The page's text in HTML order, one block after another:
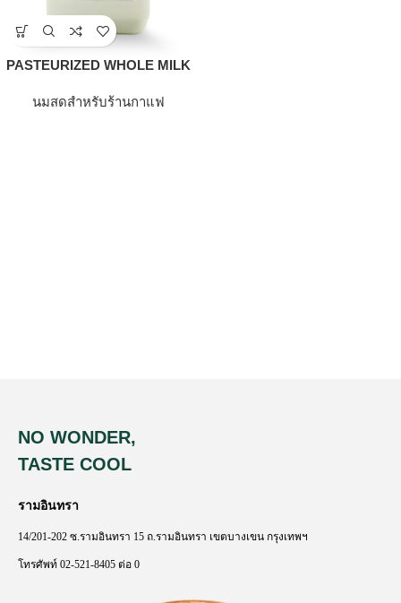
PASTEURIZED WHOLE MILK
นมสดสำหรับร้านกาแฟ
NO WONDER,
TASTE COOL
รามอินทรา
14/201-202 ซ.รามอินทรา 15 ถ.รามอินทรา เขตบางเขน กรุงเทพฯ
โทรศัพท์ 02-521-8405 ต่อ 0